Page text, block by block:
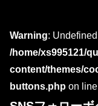
Warning:
/home/xs995121/
content/themes/
buttons.php on line